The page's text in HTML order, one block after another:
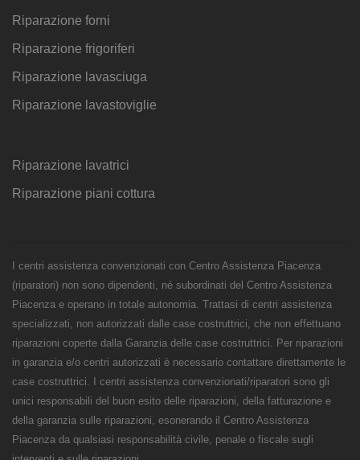
Riparazione forni
Riparazione frigoriferi
Riparazione lavasciuga
Riparazione lavastoviglie
Riparazione lavatrici
Riparazione piani cottura
I centri assistenza convenzionati con Centro Assistenza Piacenza
(riparatori) non sono dipendenti, né subordinati del Centro Assistenza
Piacenza e operano in totale autonomia. Trattasi di centri assistenza
specializzati, non autorizzati dalle case costruttrici, che non effettuano
riparazioni coperte dalla Garanzia delle case costruttrici. Per riparazioni
in garanzia e/o centri autorizzati è necessario contattare direttamente le
case costruttrici. I centri assistenza convenzionati/riparatori sono gli
unici responsabili del buon esito delle riparazioni, della fatturazione e
della garanzia sulle riparazioni, esonerando il Centro Assistenza
Piacenza da qualsiasi responsabilità civile, penale o fiscale sugli